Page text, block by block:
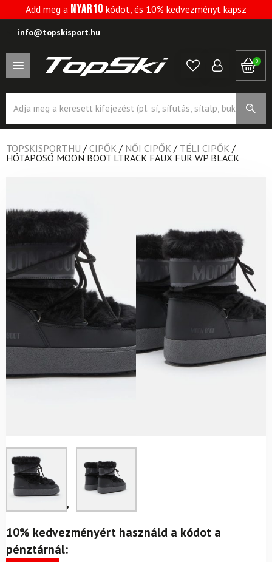
Add meg a NYAR10 kódot, és 10% kedvezményt kapsz
info@topskisport.hu
0
search
TOPSKISPORT.HU / CIPŐK / NŐI CIPŐK / TÉLI CIPŐK /
HÓTAPOSÓ MOON BOOT LTRACK FAUX FUR WP BLACK
10% kedvezményért használd a kódot a
pénztárnál: